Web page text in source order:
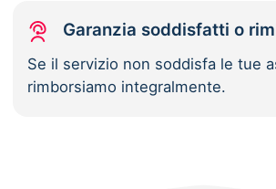
Garanzia soddisfatti o
Se il servizio non soddisfa le tue
rimborsiamo integralmente.